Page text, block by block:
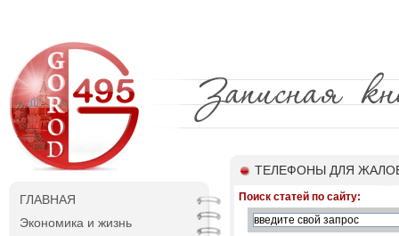
ГЛАВНАЯ
Экономика и жизнь
ТЕЛЕФОНЫ ДЛЯ
Поиск статей по сайту: